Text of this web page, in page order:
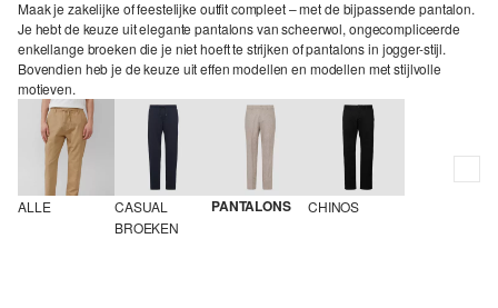
Maak je zakelijke of feestelijke outfit compleet – met de bijpassende pantalon.
Je hebt de keuze uit elegante pantalons van scheerwol, ongecompliceerde
enkellange broeken die je niet hoeft te strijken of pantalons in jogger-stijl.
Bovendien heb je de keuze uit effen modellen en modellen met stijlvolle
motieven.
ALLE
CASUAL
BROEKEN
PANTALONS CHINOS